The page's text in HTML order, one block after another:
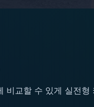
비교할 수 있게 실전형